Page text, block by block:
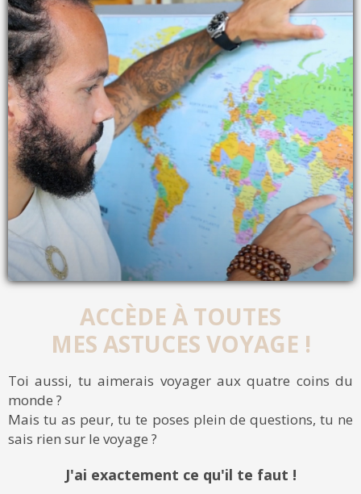
ACCÈDE À TOUTES
MES ASTUCES VOYAGE !
Toi aussi, tu aimerais voyager aux quatre coins du
monde ?
Mais tu as peur, tu te poses plein de questions, tu ne
sais rien sur le voyage ?
J'ai exactement ce qu'il te faut !